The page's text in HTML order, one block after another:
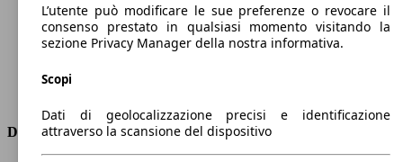
Cilindrata
998 ccm
Carburante
Benzina
Trasmissione
Dimensioni
L’utente può modificare le sue preferenze o revocare il
consenso prestato in qualsiasi momento visitando la
sezione Privacy Manager della nostra informativa.
Scopi
Dati di geolocalizzazione precisi e identificazione
attraverso la scansione del dispositivo